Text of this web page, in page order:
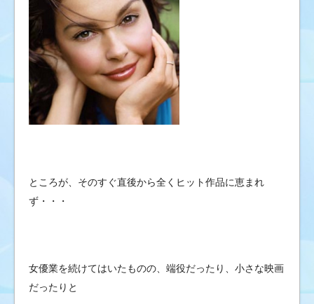
ところが、そのすぐ直後から全くヒット作品に恵まれ
ず・・・
女優業を続けてはいたものの、端役だったり、小さな映画
だったりと